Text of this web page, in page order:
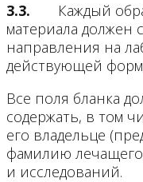
3.3. Каждый
материала должен
направления на
действующей
Все поля бланка
содержать, в том
его владельце
фамилию лечащего
и исследований.